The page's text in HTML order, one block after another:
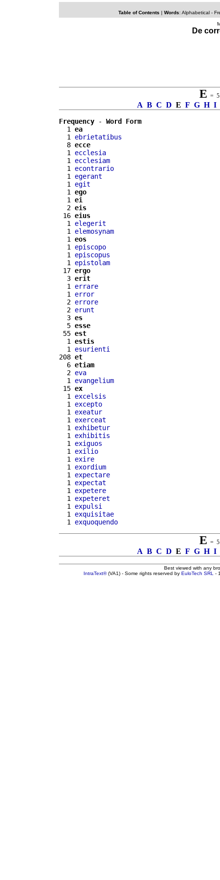
Table of Contents | Words: Alphabetical -
De
E =
A B C D E F G H I
Frequency - Word Form
  1
ea
  1
ebrietatibus
  8
ecce
  1
ecclesia
  1
ecclesiam
  1
econtrario
  1
egerant
  1
egit
  1
ego
  1
ei
  2
eis
16 eius
  1
elegerit
  1
elemosynam
  1
eos
  1
episcopo
  1
episcopus
  1
epistolam
17 ergo
  3
erit
  1
errare
  1
error
  2
errore
  2
erunt
  3
es
  5
esse
55 est
  1
estis
  1
esurienti
208 et
  6
etiam
  2
eva
  1
evangelium
15 ex
  1
excelsis
  1
excepto
  1
exeatur
  1
exerceat
  1
exhibetur
  1
exhibitis
  1
exiguos
  1
exilio
  1
exire
  1
exordium
  1
expectare
  1
expectat
  1
expetere
  1
expeteret
  1
expulsi
  1
exquisitae
  1
exquoquendo
E =
A B C D E F G H I
Best viewed with any
IntraText®(VA1) - Some rights reserved by EuloTech SRL -